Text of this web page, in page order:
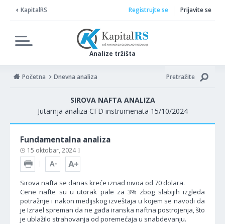
KapitalRS
Analize tržišta
Registrujte se Prijavite se
Početna Dnevna analiza Pretražite
SIROVA NAFTA ANALIZA
Jutarnja analiza CFD instrumenata 15/10/2024
Fundamentalna analiza
15 oktobar, 2024
Sirova nafta se danas kreće iznad nivoa od 70 dolara.
Cene nafte su u utorak pale za 3% zbog slabijih izgleda
potražnje i nakon medijskog izveštaja u kojem se navodi da
je Izrael spreman da ne gađa iranska naftna postrojenja, što
je ublažilo strahovanja od poremećaja u snabdevanju.